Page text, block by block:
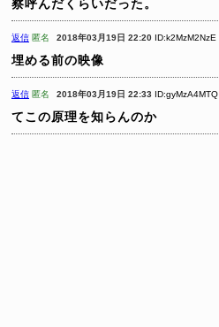
察呼んだくらいだった。
返信 匿名 2018年03月19日 22:20 ID:k2MzM2NzE
埋める前の映像
返信 匿名 2018年03月19日 22:33 ID:gyMzA4MTQ
てこの原理を知らんのか